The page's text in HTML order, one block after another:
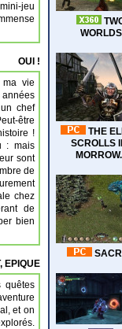
jeu
OUI !
ma vie
années
chef
être
!
: mais
sont
de
chez
de
bien
EPIQUE
quêtes
et on